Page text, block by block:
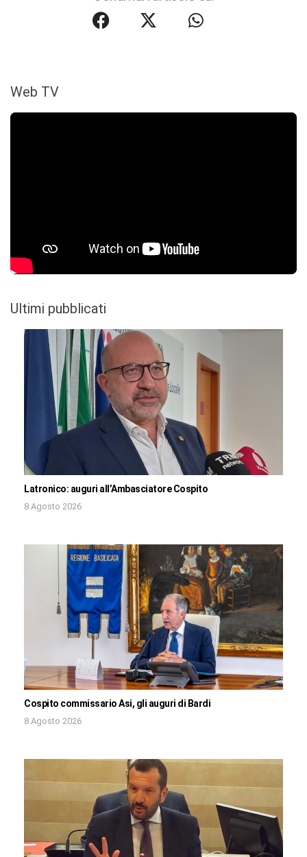
Web TV
Ultimi pubblicati
Latronico: auguri all’Ambasciatore Cospito
8 Agosto 2026
Cospito commissario Asi, gli auguri di Bardi
8 Agosto 2026